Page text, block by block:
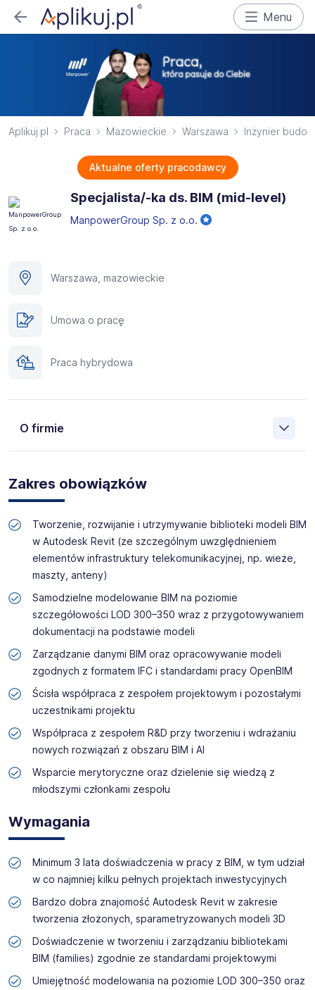
Menu
Aplikuj.pl Praca Mazowieckie Warszawa Inżynier
Aktualne oferty pracodawcy
Specjalista/-ka ds. BIM (mid-level)
ManpowerGroup Sp. z o.o.
Warszawa, mazowieckie
Umowa o pracę
Praca hybrydowa
O firmie
o ponad 70-letnim doświadczeniu, działająca w 82
krajach. Na polskim rynku jesteśmy od 2001 roku i obecnie
posiadamy prawie 35 oddziałów w całym kraju. Naszym
celem jest otwieranie przed kandydatami nowych
możliwości, pomoc w znalezieniu pracy odpowiadającej
ich kwalifikacjom i doświadczeniu. Więcej informacji na
temat Manpower znajduje się na www.manpower.pl
Skontaktuj się z nami - to nic nie kosztuje, możesz za to
zyskać profesjonalne doradztwo i wymarzoną pracę!
Zakres obowiązków
Tworzenie, rozwijanie i utrzymywanie biblioteki modeli BIM
w Autodesk Revit (ze szczególnym uwzględnieniem
elementów infrastruktury telekomunikacyjnej, np. wieże,
maszty, anteny)
Samodzielne modelowanie BIM na poziomie
szczegółowości LOD 300–350 wraz z przygotowywaniem
dokumentacji na podstawie modeli
Zarządzanie danymi BIM oraz opracowywanie modeli
zgodnych z formatem IFC i standardami pracy OpenBIM
Ścisła współpraca z zespołem projektowym i pozostałymi
uczestnikami projektu
Współpraca z zespołem R&D przy tworzeniu i wdrażaniu
nowych rozwiązań z obszaru BIM i AI
Wsparcie merytoryczne oraz dzielenie się wiedzą z
młodszymi członkami zespołu
Wymagania
Minimum 3 lata doświadczenia w pracy z BIM, w tym udział
w co najmniej kilku pełnych projektach inwestycyjnych
Bardzo dobra znajomość Autodesk Revit w zakresie
tworzenia złożonych, sparametryzowanych modeli 3D
Doświadczenie w tworzeniu i zarządzaniu bibliotekami
BIM (families) zgodnie ze standardami projektowymi
Umiejętność modelowania na poziomie LOD 300–350 oraz